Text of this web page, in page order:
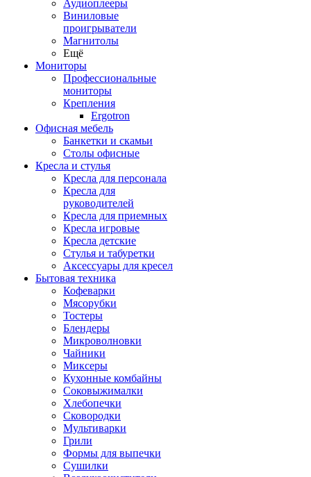
Аудиоплееры
Виниловые
проигрыватели
Магнитолы
Ещё
Мониторы
Профессиональные
мониторы
Крепления
Ergotron
Офисная мебель
Банкетки и скамьи
Столы офисные
Кресла и стулья
Кресла для персонала
Кресла для
руководителей
Кресла для приемных
Кресла игровые
Кресла детские
Стулья и табуретки
Аксессуары для кресел
Бытовая техника
Кофеварки
Мясорубки
Тостеры
Блендеры
Микроволновки
Чайники
Миксеры
Кухонные комбайны
Соковыжималки
Хлебопечки
Сковородки
Мультиварки
Грили
Формы для выпечки
Сушилки